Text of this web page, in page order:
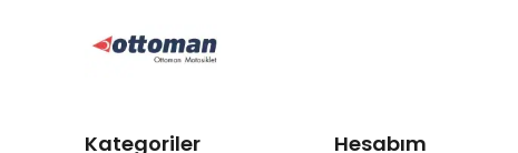
Kategoriler Hesabım